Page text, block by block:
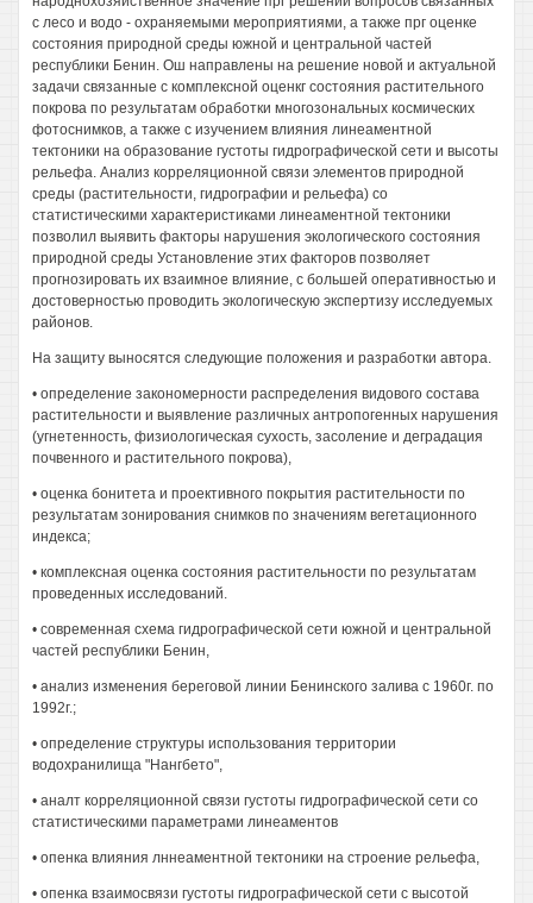
с лесо и водо - охраняемыми мероприятиями, а также прг оценке
состояния природной среды южной и центральной частей
республики Бенин. Ош направлены на решение новой и актуальной
задачи связанные с комплексной оценкг состояния растительного
покрова по результатам обработки многозональных космических
фотоснимков, а также с изучением влияния линеаментной
тектоники на образование густоты гидрографической сети и высоты
рельефа. Анализ корреляционной связи элементов природной
среды (растительности, гидрографии и рельефа) со
статистическими характеристиками линеаментной тектоники
позволил выявить факторы нарушения экологического состояния
природной среды Установление этих факторов позволяет
прогнозировать их взаимное влияние, с большей оперативностью и
достоверностью проводить экологическую экспертизу исследуемых
районов.
На защиту выносятся следующие положения и разработки автора.
• определение закономерности распределения видового состава
растительности и выявление различных антропогенных нарушения
(угнетенность, физиологическая сухость, засоление и деградация
почвенного и растительного покрова),
• оценка бонитета и проективного покрытия растительности по
результатам зонирования снимков по значениям вегетационного
индекса;
• комплексная оценка состояния растительности по результатам
проведенных исследований.
• современная схема гидрографической сети южной и центральной
частей республики Бенин,
• анализ изменения береговой линии Бенинского залива с 1960г. по
1992г.;
• определение структуры использования территории
водохранилища "Нангбето",
• аналт корреляционной связи густоты гидрографической сети со
статистическими параметрами линеаментов
• опенка влияния лннеаментной тектоники на строение рельефа,
• опенка взаимосвязи густоты гидрографической сети с высотой